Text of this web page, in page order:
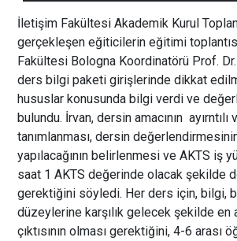
İletişim Fakültesi Akademik Kurul
gerçekleşen eğiticilerin eğitimi
Fakültesi Bologna Koordinatörü Prof.
ders bilgi paketi girişlerinde dikkat
hususlar konusunda bilgi verdi ve
bulundu. İrvan, dersin amacının
tanımlanması, dersin
yapılacağının belirlenmesi ve AKTS iş
saat 1 AKTS değerinde olacak şekilde
gerektiğini söyledi. Her ders için, bilgi,
düzeylerine karşılık gelecek şekilde en
çıktısının olması gerektiğini, 4-6 arası